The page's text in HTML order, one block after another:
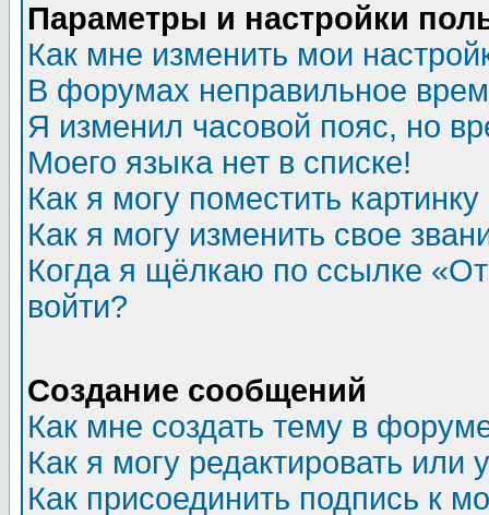
Параметры и настройки
Как мне изменить мои
В форумах неправильное
Я изменил часовой пояс, но
Моего языка нет в списке!
Как я могу поместить
Как я могу изменить свое
Когда я щёлкаю по ссылке
войти?
Создание сообщений
Как мне создать тему в
Как я могу редактировать или
Как присоединить подпись к